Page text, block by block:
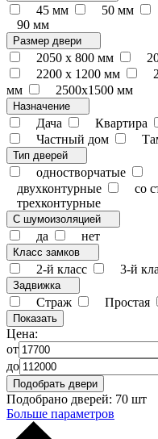
45 мм 50 мм
90 мм
Размер двери
2050 x 800 мм
2200 x 1200 мм
мм
2500х1500 мм
Назначение
Дача Квартира
Частный дом
Тип дверей
одностворчатые
двухконтурные
со
трехконтурные
С шумоизоляцией
да нет
Класс замков
2-й класс 3-й
Задвижка
Страж Простая
Цена:
от
до
Подобрано дверей: 70 шт
Больше параметров